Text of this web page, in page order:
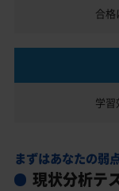
合
学習
まずはあなたの弱
現状分析テ